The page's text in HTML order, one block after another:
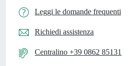
Leggi le domande frequenti
Richiedi assistenza
Centralino +39 0862 85131